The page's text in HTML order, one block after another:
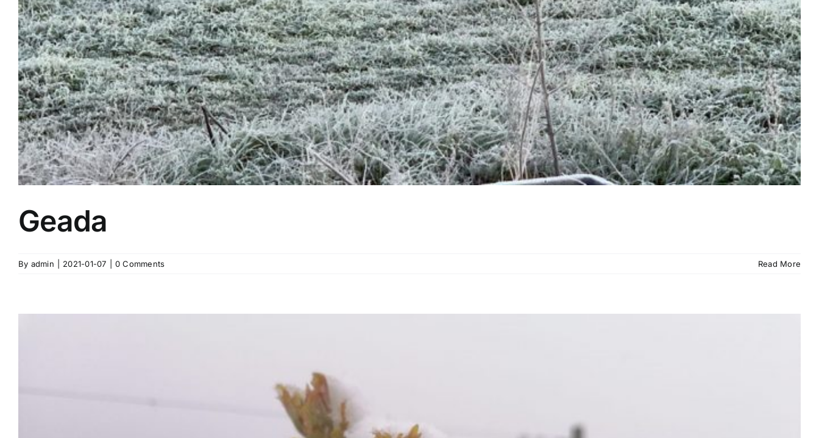
Geada
By admin 2021-01-07 0 Comments Read More